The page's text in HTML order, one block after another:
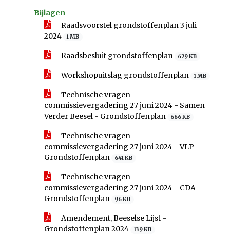
Bijlagen
Raadsvoorstel grondstoffenplan 3 juli
2024
1 MB
Raadsbesluit grondstoffenplan 629 KB
Workshopuitslag grondstoffenplan 1 MB
Technische vragen
commissievergadering 27 juni 2024 - Samen
Verder Beesel - Grondstoffenplan
686 KB
Technische vragen
commissievergadering 27 juni 2024 - VLP -
Grondstoffenplan
641 KB
Technische vragen
commissievergadering 27 juni 2024 - CDA -
Grondstoffenplan
96 KB
Amendement, Beeselse Lijst -
Grondstoffenplan 2024
139 KB